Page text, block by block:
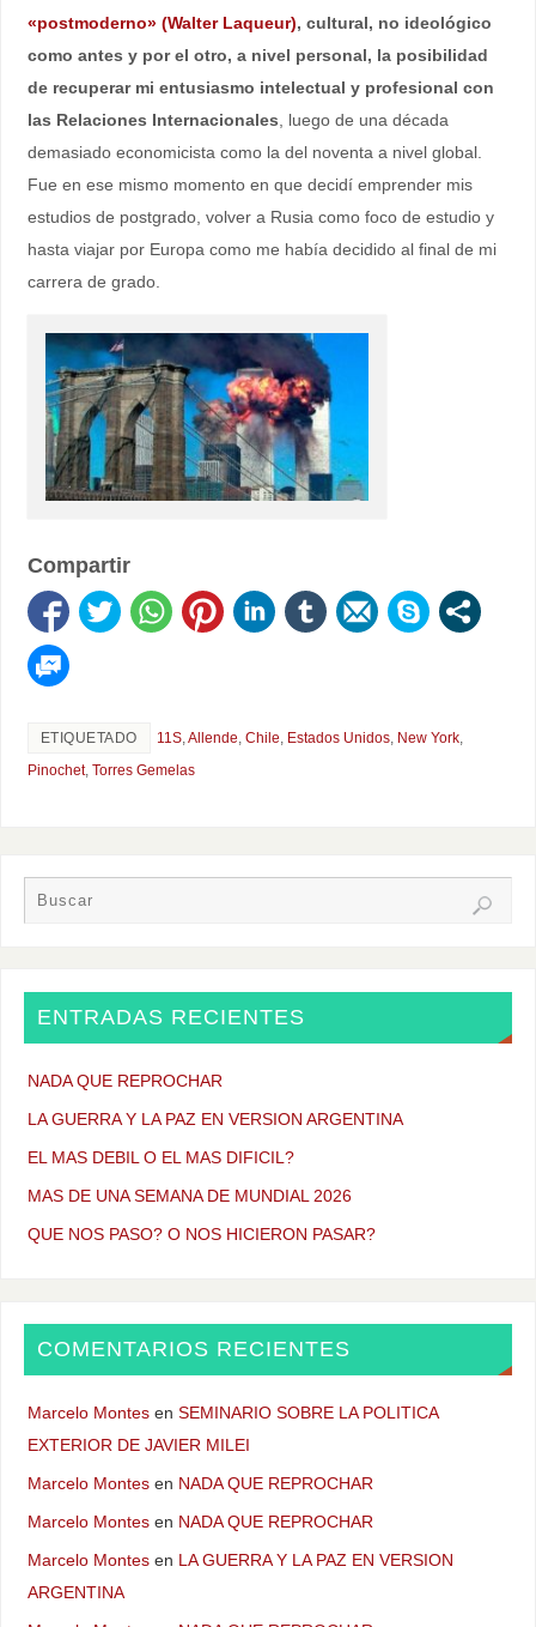
«postmoderno» (Walter Laqueur), cultural, no ideológico
como antes y por el otro, a nivel personal, la posibilidad
de recuperar mi entusiasmo intelectual y profesional con
las Relaciones Internacionales , luego de una década
demasiado economicista como la del noventa a nivel global.
Fue en ese mismo momento en que decidí emprender mis
estudios de postgrado, volver a Rusia como foco de estudio y
hasta viajar por Europa como me había decidido al final de mi
carrera de grado.
Compartir
ETIQUETADO 11S, Allende Chile Estados Unidos, New York,
Pinochet, Torres Gemelas
ENTRADAS RECIENTES
NADA QUE REPROCHAR
LA GUERRA Y LA PAZ EN VERSION ARGENTINA
EL MAS DEBIL O EL MAS DIFICIL?
MAS DE UNA SEMANA DE MUNDIAL 2026
QUE NOS PASO? O NOS HICIERON PASAR?
COMENTARIOS RECIENTES
Marcelo Montesen SEMINARIO SOBRE LA POLITICA
EXTERIOR DE JAVIER MILEI
Marcelo Montesen NADA QUE REPROCHAR
Marcelo Montesen NADA QUE REPROCHAR
Marcelo Montesen LA GUERRA Y LA PAZ EN VERSION
ARGENTINA